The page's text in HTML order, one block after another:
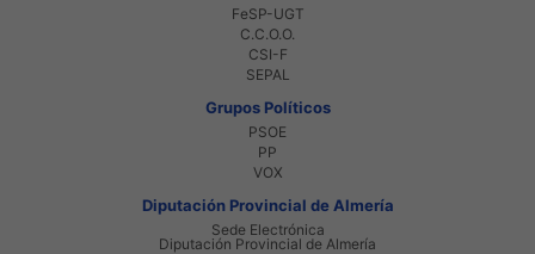
FeSP-UGT
C.C.O.O.
CSI-F
SEPAL
Grupos Políticos
PSOE
PP
VOX
Diputación Provincial de Almería
Sede Electrónica
Diputación Provincial de Almería